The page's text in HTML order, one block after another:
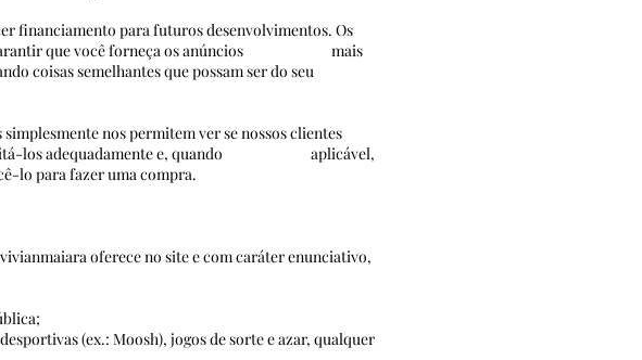
financiamento para futuros desenvolvimentos. Os
garantir que você forneça os anúncios mais
coisas semelhantes que possam ser do seu
nos permitem ver se nossos clientes
creditá-los adequadamente e, quando aplicável,
lo para fazer uma compra.
oferece no site e com caráter enunciativo,
(ex.: Moosh), jogos de sorte e azar, qualquer